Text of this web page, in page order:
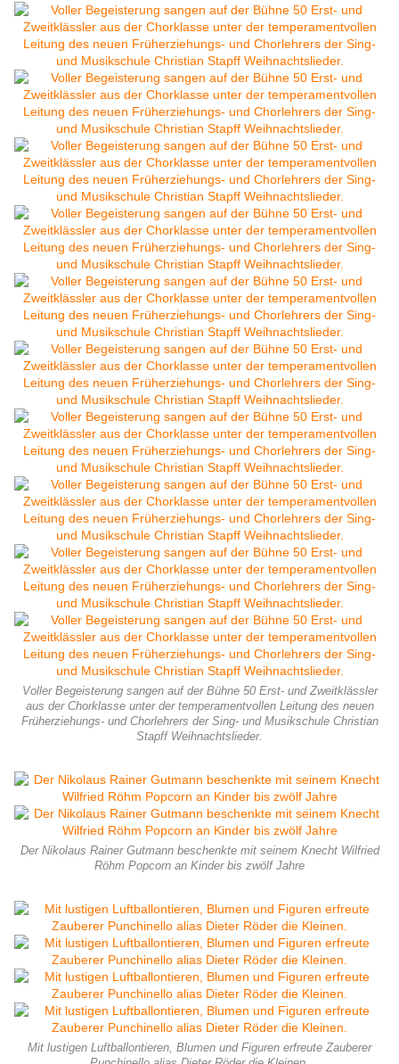
Voller Begeisterung sangen auf der Bühne 50 Erst- und Zweitklässler
aus der Chorklasse unter der temperamentvollen Leitung des neuen
Früherziehungs- und Chorlehrers der Sing- und Musikschule Christian
Stapff Weihnachtslieder.
Der Nikolaus Rainer Gutmann beschenkte mit seinem Knecht Wilfried
Röhm Popcorn an Kinder bis zwölf Jahre
Mit lustigen Luftballontieren, Blumen und Figuren erfreute Zauberer